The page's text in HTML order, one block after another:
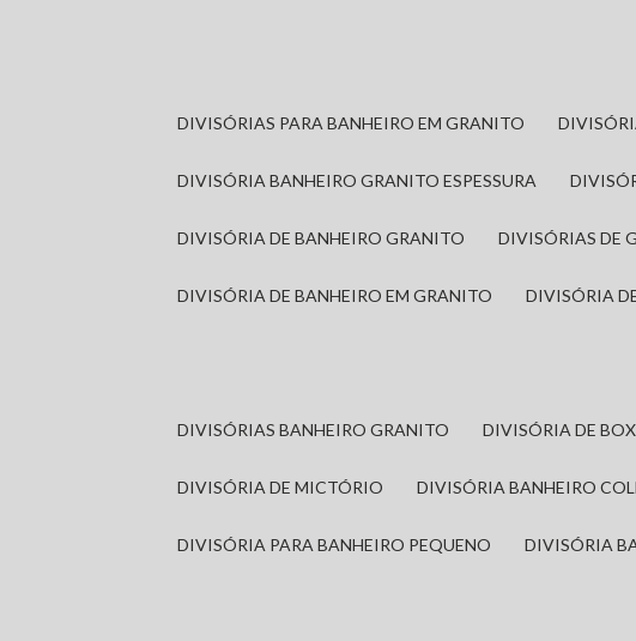
DIVISÓRIAS PARA BANHEIRO EM GRANITO
DIVISÓRIA BANHEIRO GRANITO ESPESSURA
DIVISÓRIA DE BANHEIRO GRANITO DIVISÓRIAS DE
DIVISÓRIA DE BANHEIRO EM GRANITO DIVISÓRIA
DIVISÓRIAS BANHEIRO GRANITO DIVISÓRIA DE BOX
DIVISÓRIA DE MICTÓRIO DIVISÓRIA BANHEIRO
DIVISÓRIA PARA BANHEIRO PEQUENO DIVISÓRIA